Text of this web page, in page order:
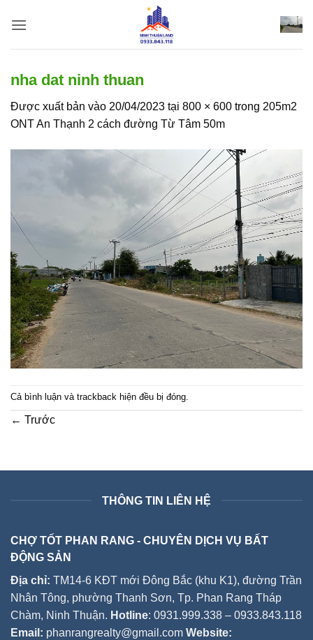
qua
nha dat ninh thuan
Được xuất bản vào 20/04/2023 tại 800 × 600 trong 205m2
ONT An Thạnh 2 cách đường Từ Tâm 50m
Cả bình luận và trackback hiện đều bị đóng.
← Trước
THÔNG TIN LIÊN HỆ
CHỢ TỐT PHAN RANG - CHUYÊN DỊCH VỤ BẤT
ĐỘNG SẢN
Địa chỉ: TM14-6 KĐT mới Đông Bắc (khu K1), đường Trần
Nhân Tông, phường Thanh Sơn, Tp. Phan Rang Tháp
Chàm, Ninh Thuận. Hotline: 0931.999.338 – 0933.843.118
Email: phanrangrealty@gmail.com Website: